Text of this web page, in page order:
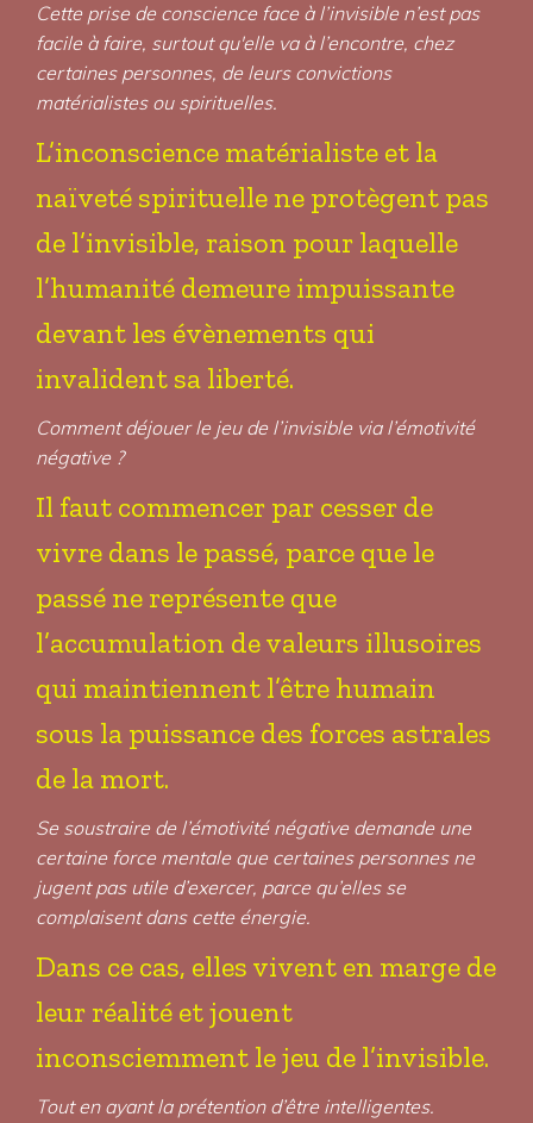
Cette prise de conscience face à l’invisible n’est pas
facile à faire, surtout qu'elle va à l’encontre, chez
certaines personnes, de leurs convictions
matérialistes ou spirituelles.
L’inconscience matérialiste et la
naïveté spirituelle ne protègent pas
de l’invisible, raison pour laquelle
l’humanité demeure impuissante
devant les évènements qui
invalident sa liberté.
Comment déjouer le jeu de l’invisible via l’émotivité
négative ?
Il faut commencer par cesser de
vivre dans le passé, parce que le
passé ne représente que
l’accumulation de valeurs illusoires
qui maintiennent l’être humain
sous la puissance des forces astrales
de la mort.
Se soustraire de l’émotivité négative demande une
certaine force mentale que certaines personnes ne
jugent pas utile d’exercer, parce qu’elles se
complaisent dans cette énergie.
Dans ce cas, elles vivent en marge de
leur réalité et jouent
inconsciemment le jeu de l’invisible.
Tout en ayant la prétention d’être intelligentes.